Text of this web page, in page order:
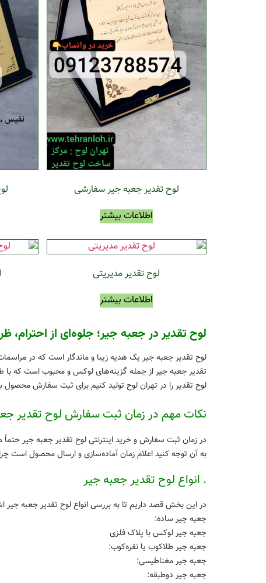
لوح تقدیر جعبه جیر سفارشی
اطلاعات بیشتر
لوح تقدیر مدیریتی
اطلاعات بیشتر
لوح تقدیر در جعبه جیر؛ جلوه‌ای از احترام،
لوح تقدیر جعبه جیر یک هدیه زیبا و ماندگار است که در
تقدیر جعبه جیر از جمله گزینه‌های لوکس و محبوب است که با
لوح تقدیر را در تهران لوح تولید کنیم برای ثبت سفارش
نکات مهم در زمان ثبت سفارش لوح تقدیر
به آن توجه کنید اعلام زمان آماده‌سازی و ارسال محصول است
. انواع لوح تقدیر جعبه جیر
در این بخش قصد داریم تا به بررسی انواع لوح تقدیر جعبه جیر
جعبه جیر ساده:
جعبه جیر لوکس با پلاک فلزی
جعبه جیر طلاکوب یا نقره‌کوب:
جعبه جیر مغناطیسی:
جعبه جیر دوطبقه: